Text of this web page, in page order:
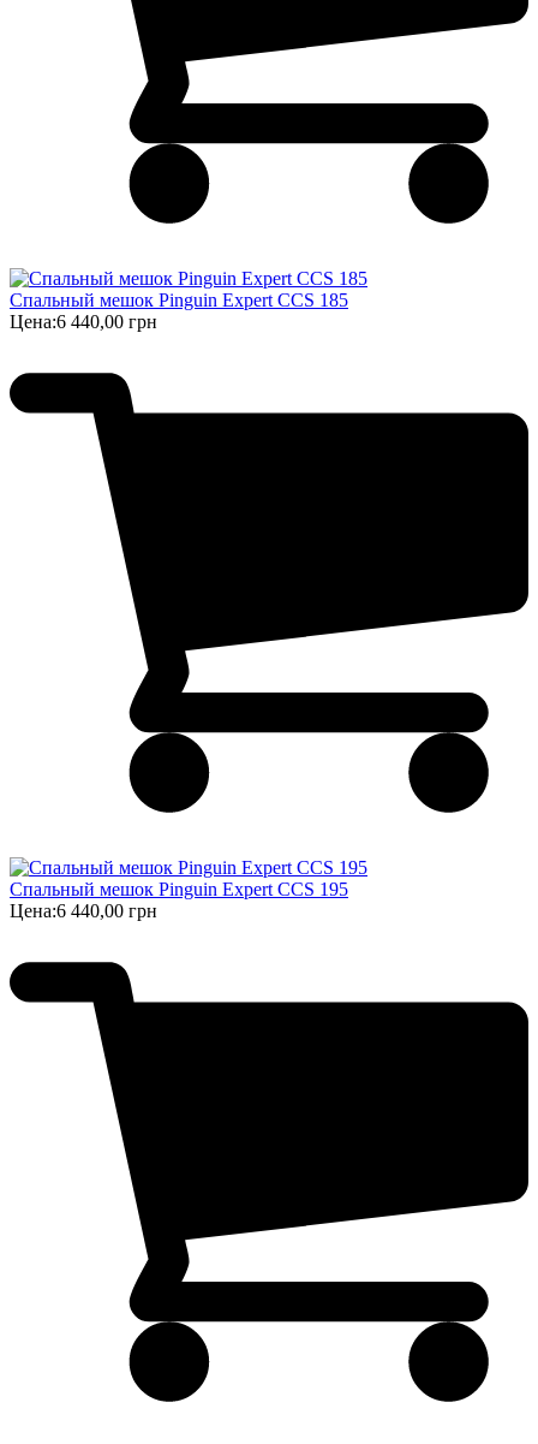
Спальный мешок Pinguin Expert CCS 185
Цена:6 440,00 грн
Спальный мешок Pinguin Expert CCS 195
Цена:6 440,00 грн